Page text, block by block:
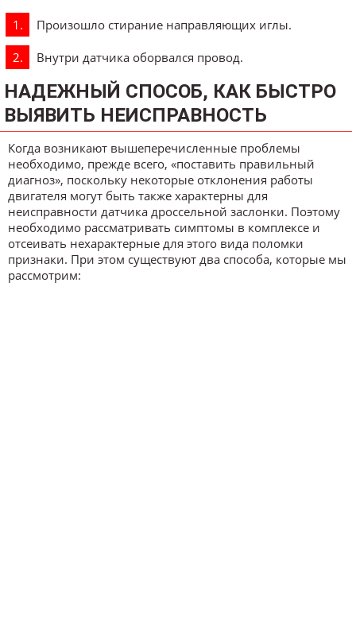
Произошло стирание направляющих иглы.
Внутри датчика оборвался провод.
НАДЕЖНЫЙ СПОСОБ, КАК БЫСТРО
ВЫЯВИТЬ НЕИСПРАВНОСТЬ
Когда возникают вышеперечисленные проблемы
необходимо, прежде всего, «поставить правильный
диагноз», поскольку некоторые отклонения работы
двигателя могут быть также характерны для
неисправности датчика дроссельной заслонки. Поэтому
необходимо рассматривать симптомы в комплексе и
отсеивать нехарактерные для этого вида поломки
признаки. При этом существуют два способа, которые мы
рассмотрим: